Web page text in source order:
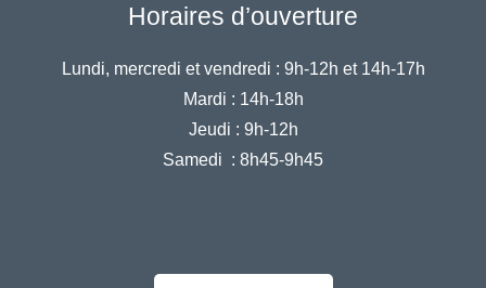
Horaires d’ouverture
Lundi, mercredi et vendredi : 9h-12h et 14h-17h
Mardi : 14h-18h
Jeudi : 9h-12h
Samedi : 8h45-9h45